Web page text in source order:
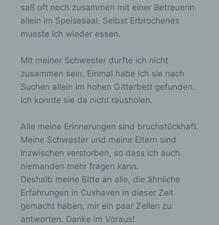
saß oft noch zusammen mit einer Betreuerin
allein im Speisesaal. Selbst Erbrochenes
musste ich wieder essen.
Mit meiner Schwester durfte ich nicht
zusammen sein. Einmal habe ich sie nach
Suchen allein im hohen Gitterbett gefunden.
Ich konnte sie da nicht rausholen.
Alle meine Erinnerungen sind bruchstückhaft.
Meine Schwester und meine Eltern sind
inzwischen verstorben, so dass ich auch
niemanden mehr fragen kann.
Deshalb meine Bitte an alle, die ähnliche
Erfahrungen in Cuxhaven in dieser Zeit
gemacht haben, mir ein paar Zeilen zu
antworten. Danke im Voraus!
f) Pseudonymisierung
personenbezogener Daten in einer Weise,
auf welche die personenbezogenen Daten
ohne Hinzuziehung zusätzlicher
Informationen nicht mehr einer spezifischen
betroffenen Person zugeordnet werden
und technischen und organisatorischen
Maßnahmen unterliegen, die gewährleisten,
dass die personenbezogenen Daten nicht
einer identifizierten oder identifizierbaren
natürlichen Person zugewiesen werden.
g) Verantwortlicher oder für die
Verarbeitung Verantwortlicher